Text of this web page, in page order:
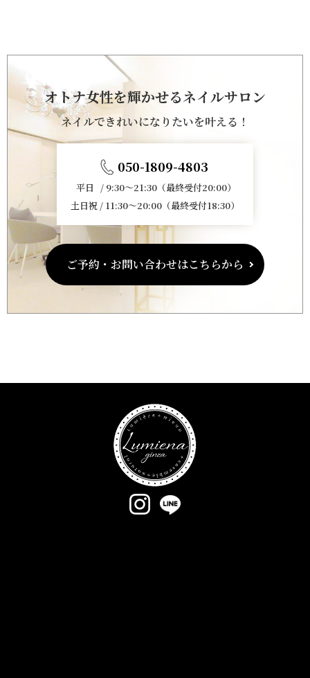
オトナ女性を輝かせるネイルサロン
ネイルできれいになりたいを叶える！
050-1809-4803
平日 / 9:30～21:30（最終受付20:00）
土日祝 / 11:30～20:00（最終受付18:30）
ご予約・お問い合わせはこちらから